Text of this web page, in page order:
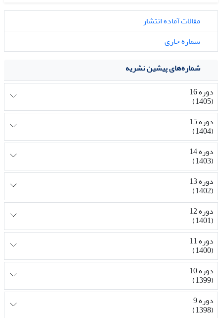
مقالات آماده انتشار
شماره جاری
شماره‌های پیشین نشریه
دوره 16
(1405)
دوره 15
(1404)
دوره 14
(1403)
دوره 13
(1402)
دوره 12
(1401)
دوره 11
(1400)
دوره 10
(1399)
دوره 9
(1398)